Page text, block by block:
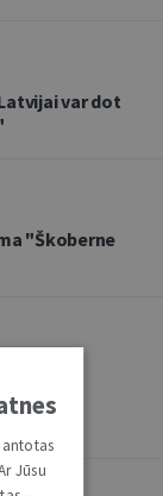
var dot
"Škoberne
ir
Jūsu